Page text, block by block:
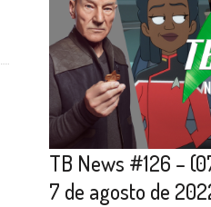
TB News #126 –
7 de agosto de